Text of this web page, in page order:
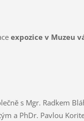
expozice v Muzeu
s Mgr. Radkem
a PhDr. Pavlou